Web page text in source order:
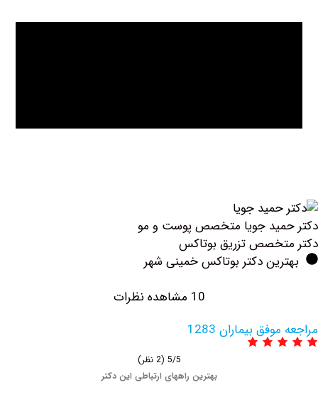
جویا متخصص پوست و مو
تزریق بوتاكس
دکتر بوتاکس خمینی شهر
بیماران 1283
بهترین راههای ارتباطی این دکتر